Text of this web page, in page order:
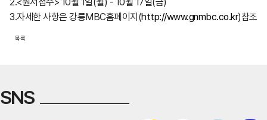
3.자세한 사항은 강릉MBC홈페이지(http://www.gnmbc.co.kr)참조
목록
SNS